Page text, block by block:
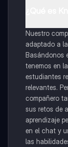
Nuestro
adaptado a
Basándonos
tenemos en
estudiantes
relevantes.
compañero
sus retos de
aprendizaje
en el chat y
las